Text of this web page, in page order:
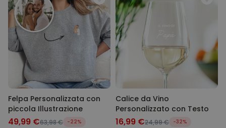
Felpa Personalizzata con
piccola Illustrazione
49,99 €63,98 € -22%
Calice da Vino
Personalizzato con Testo
16,99 €24,99 € -32%